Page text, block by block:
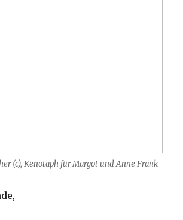
(c), Kenotaph für Margot und Anne Frank